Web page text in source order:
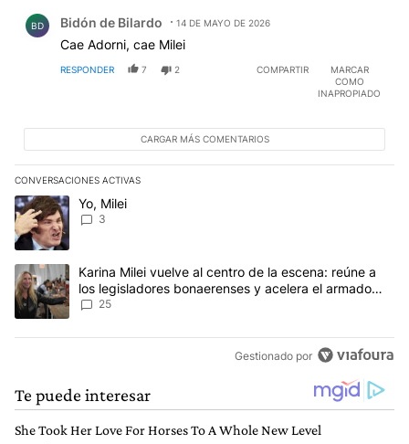
BD Bidón de Bilardo 14 DE MAYO DE 2026
Cae Adorni, cae Milei
RESPONDER 7 2 COMPARTIR
MARCAR
COMO
INAPROPIADO
CARGAR MÁS COMENTARIOS
CONVERSACIONES ACTIVAS
Este listado muestra los artículos con más comentarios en los
Un artículo de tendencia con el título "Yo, Milei" con 3
Yo, Milei
3
Un artículo de tendencia con el título "Karina Milei vuelve al
Karina Milei vuelve al centro de la escena: reúne a
los legisladores bonaerenses y acelera el armado
para 2027
25
Gestionado por